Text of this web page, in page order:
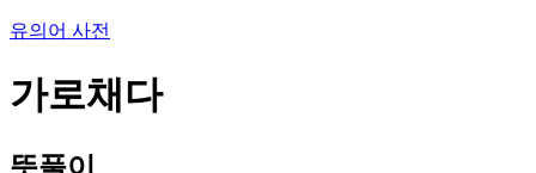
유의어 사전
가로채다